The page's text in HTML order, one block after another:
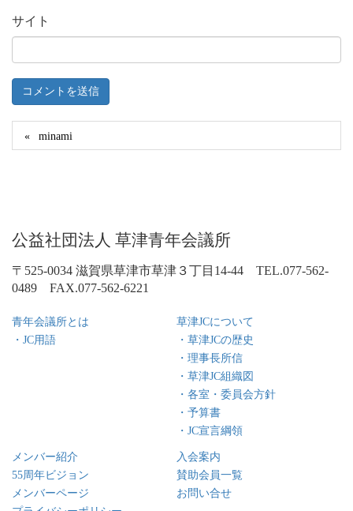
サイト
minami
公益社団法人 草津青年会議所
〒525-0034 滋賀県草津市草津３丁目14-44 TEL.077-562-
0489 FAX.077-562-6221
青年会議所とは
・JC用語
草津JCについて
・草津JCの歴史
・理事長所信
・草津JC組織図
・各室・委員会方針
・予算書
・JC宣言綱領
メンバー紹介
入会案内
55周年ビジョン
賛助会員一覧
メンバーページ
お問い合せ